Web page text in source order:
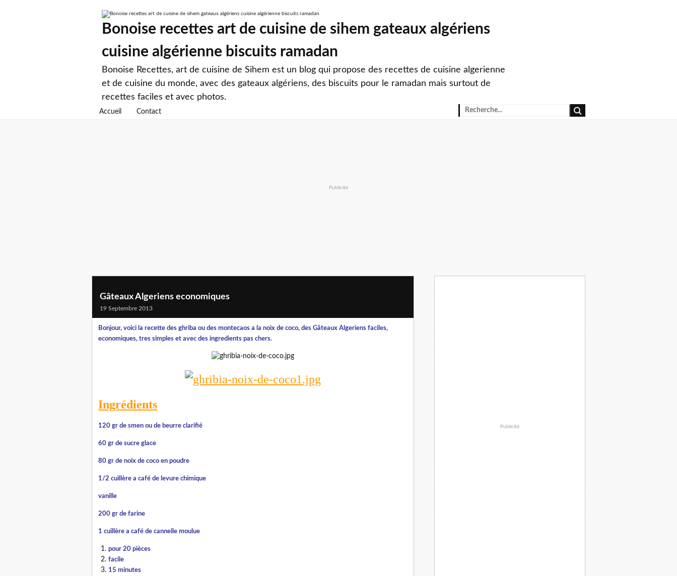
Bonoise recettes art de cuisine de sihem gateaux algériens
cuisine algérienne biscuits ramadan
Bonoise Recettes, art de cuisine de Sihem est un blog qui propose des recettes de cuisine algerienne
et de cuisine du monde, avec des gateaux algériens, des biscuits pour le ramadan mais surtout de
recettes faciles et avec photos.
Accueil Contact
Publicité
Gâteaux Algeriens economiques
19 Septembre 2013
Bonjour, voici la recette des ghriba ou des montecaos a la noix de coco, des Gâteaux Algeriens faciles,
economiques, tres simples et avec des ingredients pas chers.
Ingrédients
120 gr de smen ou de beurre clarifié
60 gr de sucre glace
80 gr de noix de coco en poudre
1/2 cuillère a café de levure chimique
vanille
200 gr de farine
1 cuillère a café de cannelle moulue
pour 20 pièces
facile
15 minutes
Publicité